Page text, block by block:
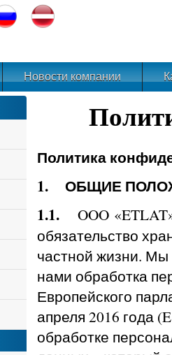
Новости компании
Политика
1. ОБЩИЕ
1.1.
OOO
обязательство
частной жизни. Мы
нами обработка
Европейского
апреля 2016 года
обработке